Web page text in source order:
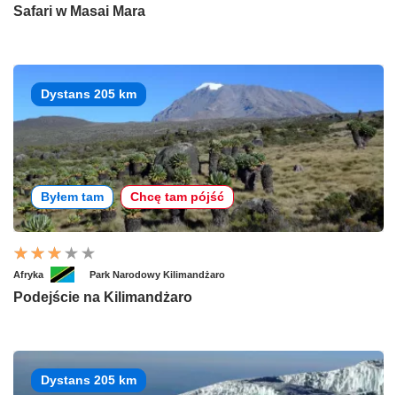
Safari w Masai Mara
Dystans 205 km
Byłem tam Chcę tam pójść
Afryka Park Narodowy Kilimandżaro
Podejście na Kilimandżaro
Dystans 205 km